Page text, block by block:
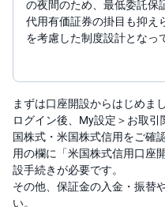
i
D
o
の夜間のため、最低委託保
代用有価証券の掛目も抑え
を考慮した制度設計となっ
まずは口座開設からはじめまし
ログイン後、My設定＞お取
国株式・米国株式信用をご確
用の欄に「米国株式信用口座
設手続きが必要です。
その他、保証金の入金・振替
い。